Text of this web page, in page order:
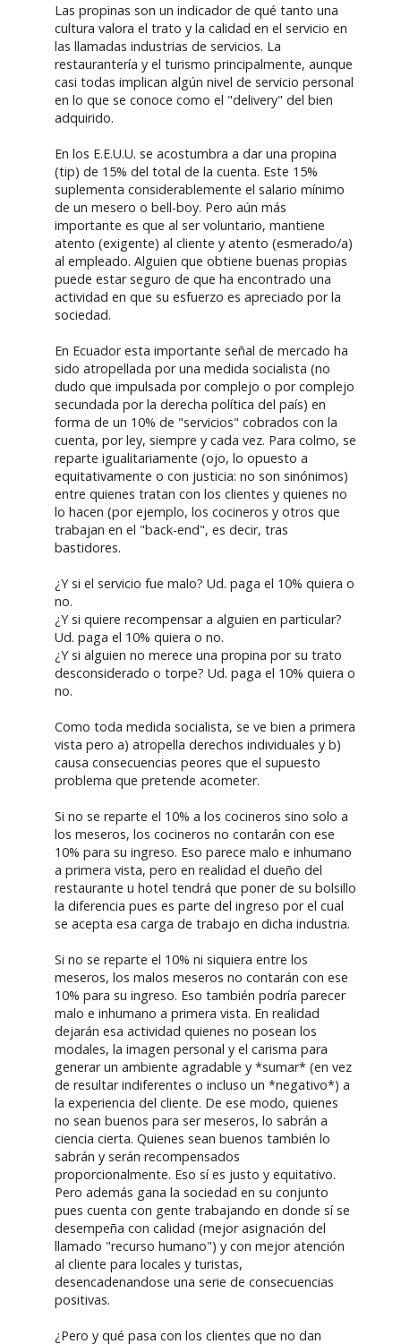
Las propinas son un indicador de qué tanto una
cultura valora el trato y la calidad en el servicio en
las llamadas industrias de servicios. La
restaurantería y el turismo principalmente, aunque
casi todas implican algún nivel de servicio personal
en lo que se conoce como el "delivery" del bien
adquirido.
En los E.E.U.U. se acostumbra a dar una propina
(tip) de 15% del total de la cuenta. Este 15%
suplementa considerablemente el salario mínimo
de un mesero o bell-boy. Pero aún más
importante es que al ser voluntario, mantiene
atento (exigente) al cliente y atento (esmerado/a)
al empleado. Alguien que obtiene buenas propias
puede estar seguro de que ha encontrado una
actividad en que su esfuerzo es apreciado por la
sociedad.
En Ecuador esta importante señal de mercado ha
sido atropellada por una medida socialista (no
dudo que impulsada por complejo o por complejo
secundada por la derecha política del país) en
forma de un 10% de "servicios" cobrados con la
cuenta, por ley, siempre y cada vez. Para colmo, se
reparte igualitariamente (ojo, lo opuesto a
equitativamente o con justicia: no son sinónimos)
entre quienes tratan con los clientes y quienes no
lo hacen (por ejemplo, los cocineros y otros que
trabajan en el "back-end", es decir, tras
bastidores.
¿Y si el servicio fue malo? Ud. paga el 10% quiera o
no.
¿Y si quiere recompensar a alguien en particular?
Ud. paga el 10% quiera o no.
¿Y si alguien no merece una propina por su trato
desconsiderado o torpe? Ud. paga el 10% quiera o
no.
Como toda medida socialista, se ve bien a primera
vista pero a) atropella derechos individuales y b)
causa consecuencias peores que el supuesto
problema que pretende acometer.
Si no se reparte el 10% a los cocineros sino solo a
los meseros, los cocineros no contarán con ese
10% para su ingreso. Eso parece malo e inhumano
a primera vista, pero en realidad el dueño del
restaurante u hotel tendrá que poner de su bolsillo
la diferencia pues es parte del ingreso por el cual
se acepta esa carga de trabajo en dicha industria.
Si no se reparte el 10% ni siquiera entre los
meseros, los malos meseros no contarán con ese
10% para su ingreso. Eso también podría parecer
malo e inhumano a primera vista. En realidad
dejarán esa actividad quienes no posean los
modales, la imagen personal y el carisma para
generar un ambiente agradable y *sumar* (en vez
de resultar indiferentes o incluso un *negativo*) a
la experiencia del cliente. De ese modo, quienes
no sean buenos para ser meseros, lo sabrán a
ciencia cierta. Quienes sean buenos también lo
sabrán y serán recompensados
proporcionalmente. Eso sí es justo y equitativo.
Pero además gana la sociedad en su conjunto
pues cuenta con gente trabajando en donde sí se
desempeña con calidad (mejor asignación del
llamado "recurso humano") y con mejor atención
al cliente para locales y turistas,
desencadenandose una serie de consecuencias
positivas.
¿Pero y qué pasa con los clientes que no dan